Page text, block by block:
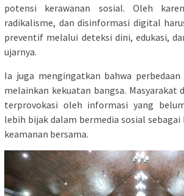
potensi kerawanan sosial. Oleh
radikalisme, dan disinformasi digital
preventif melalui deteksi dini, edukasi,
ujarnya.
Ia juga mengingatkan bahwa perbedaan
melainkan kekuatan bangsa. Masyarakat
terprovokasi oleh informasi yang
lebih bijak dalam bermedia sosial sebagai
keamanan bersama.